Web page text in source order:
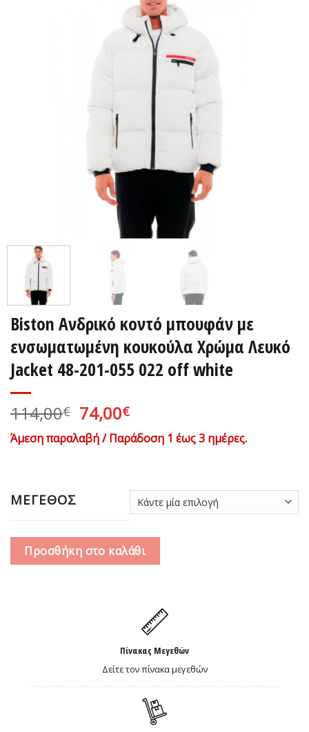
Biston Ανδρικό κοντό μπουφάν με
ενσωματωμένη κουκούλα Χρώμα Λευκό
Jacket 48-201-055 022 off white
114,00€ Original
price
was:
74,00€Η
τρέχουσα
τιμή
Άμεση παραλαβή / Παράδοση 1 έως 3 ημέρες.
ΜΕΓΕΘΟΣ
Προσθήκη στο καλάθι
Πίνακας Μεγεθών
Δείτε τον πίνακα μεγεθών